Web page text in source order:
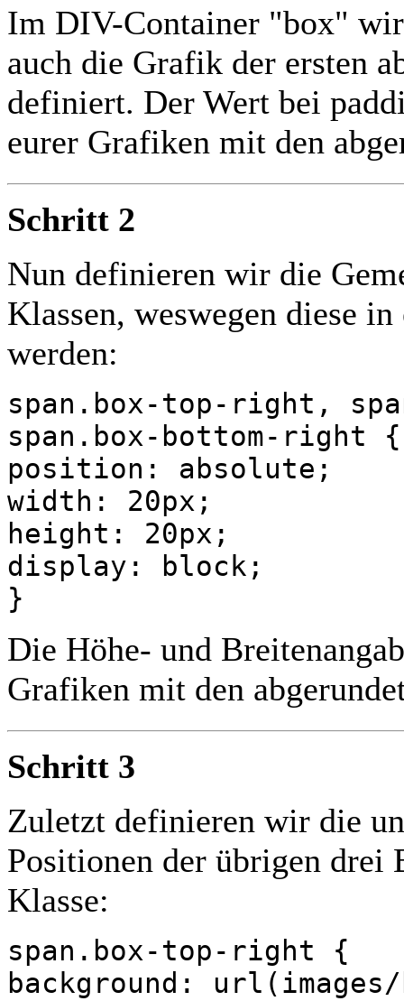
Im DIV-Container "box"
auch die Grafik der ersten
definiert. Der Wert bei
eurer Grafiken mit den
Schritt 2
Nun definieren wir die
Klassen, weswegen diese
werden:
span.box-top-right,
span.box-bottom-right {
position: absolute;
width: 20px;
height: 20px;
display: block;
}
Die Höhe- und
Grafiken mit den
Schritt 3
Zuletzt definieren wir die
Positionen der übrigen
Klasse:
span.box-top-right {
background: